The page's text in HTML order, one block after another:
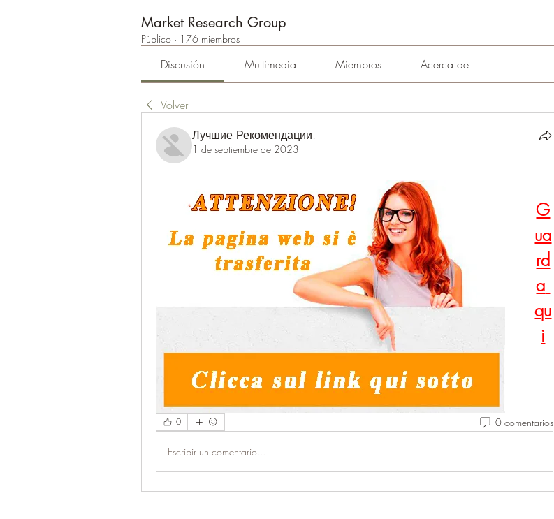
Market Research Group
Público · 176 miembros
Discusión Multimedia Miembros Acerca de
Volver
Лучшие Рекомендации!
1 de septiembre de 2023
G
ua
rd
a
qu
i
0 0 comentarios
Escribir un comentario...